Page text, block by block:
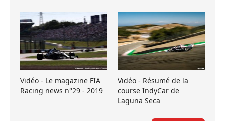
Vidéo - Le magazine FIA
Racing news n°29 - 2019
Vidéo - Résumé de la
course IndyCar de
Laguna Seca